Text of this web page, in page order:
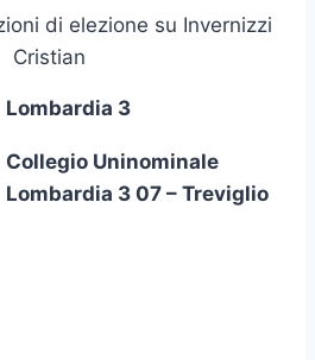
di elezione su Invernizzi
Cristian
Lombardia 3
Collegio Uninominale
Lombardia 3 07 – Treviglio